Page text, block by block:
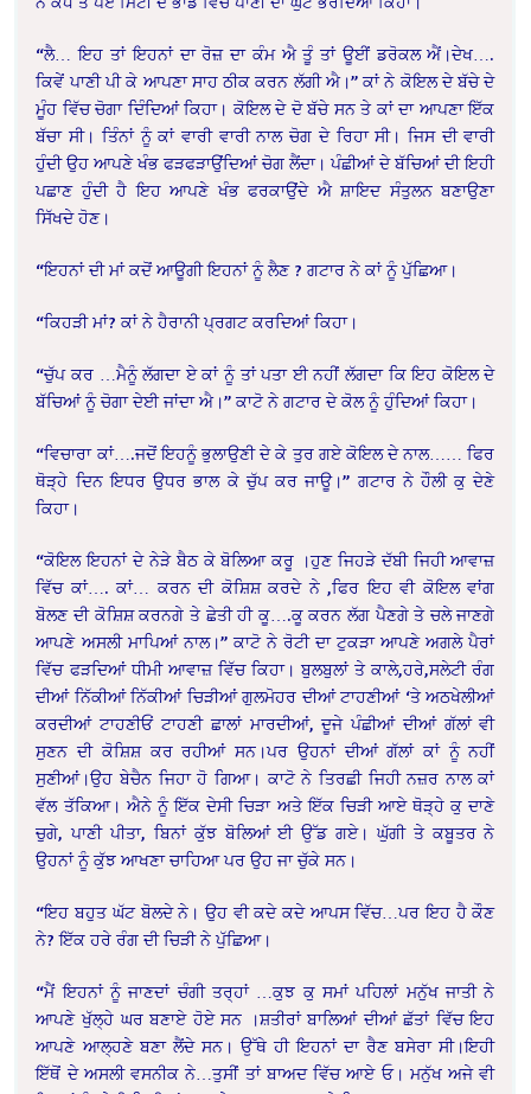
“ਲੈ… ਇਹ ਤਾਂ ਇਹਨਾਂ ਦਾ ਰੋਜ਼ ਦਾ ਕੰਮ ਐ ਤੂੰ ਤਾਂ ਊਈਂ ਡਰੋਕਲ ਐਂ।ਦੇਖ….
ਕਿਵੇਂ ਪਾਣੀ ਪੀ ਕੇ ਆਪਣਾ ਸਾਹ ਠੀਕ ਕਰਨ ਲੱਗੀ ਐ।” ਕਾਂ ਨੇ ਕੋਇਲ ਦੇ ਬੱਚੇ ਦੇ
ਮੂੰਹ ਵਿੱਚ ਚੋਗਾ ਦਿੰਦਿਆਂ ਕਿਹਾ। ਕੋਇਲ ਦੇ ਦੋ ਬੱਚੇ ਸਨ ਤੇ ਕਾਂ ਦਾ ਆਪਣਾ ਇੱਕ
ਬੱਚਾ ਸੀ। ਤਿੰਨਾਂ ਨੂੰ ਕਾਂ ਵਾਰੀ ਵਾਰੀ ਨਾਲ ਚੋਗ ਦੇ ਰਿਹਾ ਸੀ। ਜਿਸ ਦੀ ਵਾਰੀ
ਹੁੰਦੀ ਉਹ ਆਪਣੇ ਖੰਭ ਫੜਫੜਾਉਂਦਿਆਂ ਚੋਗ ਲੈਂਦਾ। ਪੰਛੀਆਂ ਦੇ ਬੱਚਿਆਂ ਦੀ ਇਹੀ
ਪਛਾਣ ਹੁੰਦੀ ਹੈ ਇਹ ਆਪਣੇ ਖੰਭ ਫਰਕਾਉਂਦੇ ਐ ਸ਼ਾਇਦ ਸੰਤੁਲਨ ਬਣਾਉਣਾ
ਸਿੱਖਦੇ ਹੋਣ।
“ਇਹਨਾਂ ਦੀ ਮਾਂ ਕਦੋਂ ਆਊਗੀ ਇਹਨਾਂ ਨੂੰ ਲੈਣ ? ਗਟਾਰ ਨੇ ਕਾਂ ਨੂੰ ਪੁੱਛਿਆ।
“ਕਿਹੜੀ ਮਾਂ? ਕਾਂ ਨੇ ਹੈਰਾਨੀ ਪ੍ਰਗਟ ਕਰਦਿਆਂ ਕਿਹਾ।
“ਚੁੱਪ ਕਰ …ਮੈਨੂੰ ਲੱਗਦਾ ਏ ਕਾਂ ਨੂੰ ਤਾਂ ਪਤਾ ਈ ਨਹੀਂ ਲੱਗਦਾ ਕਿ ਇਹ ਕੋਇਲ ਦੇ
ਬੱਚਿਆਂ ਨੂੰ ਚੋਗਾ ਦੇਈ ਜਾਂਦਾ ਐ।” ਕਾਟੋ ਨੇ ਗਟਾਰ ਦੇ ਕੋਲ ਨੂੰ ਹੁੰਦਿਆਂ ਕਿਹਾ।
“ਵਿਚਾਰਾ ਕਾਂ….ਜਦੋਂ ਇਹਨੂੰ ਭੁਲਾਉਣੀ ਦੇ ਕੇ ਤੁਰ ਗਏ ਕੋਇਲ ਦੇ ਨਾਲ…… ਫਿਰ
ਥੋੜ੍ਹੇ ਦਿਨ ਇਧਰ ਉਧਰ ਭਾਲ ਕੇ ਚੁੱਪ ਕਰ ਜਾਊ।” ਗਟਾਰ ਨੇ ਹੌਲੀ ਕੁ ਦੇਣੇ
ਕਿਹਾ।
“ਕੋਇਲ ਇਹਨਾਂ ਦੇ ਨੇੜੇ ਬੈਠ ਕੇ ਬੋਲਿਆ ਕਰੂ ।ਹੁਣ ਜਿਹੜੇ ਦੱਬੀ ਜਿਹੀ ਆਵਾਜ਼
ਵਿੱਚ ਕਾਂ…. ਕਾਂ… ਕਰਨ ਦੀ ਕੋਸ਼ਿਸ਼ ਕਰਦੇ ਨੇ ,ਫਿਰ ਇਹ ਵੀ ਕੋਇਲ ਵਾਂਗ
ਬੋਲਣ ਦੀ ਕੋਸ਼ਿਸ਼ ਕਰਨਗੇ ਤੇ ਛੇਤੀ ਹੀ ਕੂ….ਕੂ ਕਰਨ ਲੱਗ ਪੈਣਗੇ ਤੇ ਚਲੇ ਜਾਣਗੇ
ਆਪਣੇ ਅਸਲੀ ਮਾਪਿਆਂ ਨਾਲ।” ਕਾਟੋ ਨੇ ਰੋਟੀ ਦਾ ਟੁਕੜਾ ਆਪਣੇ ਅਗਲੇ ਪੈਰਾਂ
ਵਿੱਚ ਫੜਦਿਆਂ ਧੀਮੀ ਆਵਾਜ਼ ਵਿੱਚ ਕਿਹਾ। ਬੁਲਬੁਲਾਂ ਤੇ ਕਾਲੇ,ਹਰੇ,ਸਲੇਟੀ ਰੰਗ
ਦੀਆਂ ਨਿੱਕੀਆਂ ਨਿੱਕੀਆਂ ਚਿੜੀਆਂ ਗੁਲਮੋਹਰ ਦੀਆਂ ਟਾਹਣੀਆਂ ‘ਤੇ ਅਠਖੇਲੀਆਂ
ਕਰਦੀਆਂ ਟਾਹਣੀਓਂ ਟਾਹਣੀ ਛਾਲਾਂ ਮਾਰਦੀਆਂ, ਦੂਜੇ ਪੰਛੀਆਂ ਦੀਆਂ ਗੱਲਾਂ ਵੀ
ਸੁਣਨ ਦੀ ਕੋਸ਼ਿਸ਼ ਕਰ ਰਹੀਆਂ ਸਨ।ਪਰ ਉਹਨਾਂ ਦੀਆਂ ਗੱਲਾਂ ਕਾਂ ਨੂੰ ਨਹੀਂ
ਸੁਣੀਆਂ।ਉਹ ਬੇਚੈਨ ਜਿਹਾ ਹੋ ਗਿਆ। ਕਾਟੋ ਨੇ ਤਿਰਛੀ ਜਿਹੀ ਨਜ਼ਰ ਨਾਲ ਕਾਂ
ਵੱਲ ਤੱਕਿਆ। ਐਨੇ ਨੂੰ ਇੱਕ ਦੇਸੀ ਚਿੜਾ ਅਤੇ ਇੱਕ ਚਿੜੀ ਆਏ ਥੋੜ੍ਹੇ ਕੁ ਦਾਣੇ
ਚੁਗੇ, ਪਾਣੀ ਪੀਤਾ, ਬਿਨਾਂ ਕੁੱਝ ਬੋਲਿਆਂ ਈ ਉੱਡ ਗਏ। ਘੁੱਗੀ ਤੇ ਕਬੂਤਰ ਨੇ
ਉਹਨਾਂ ਨੂੰ ਕੁੱਝ ਆਖਣਾ ਚਾਹਿਆ ਪਰ ਉਹ ਜਾ ਚੁੱਕੇ ਸਨ।
“ਇਹ ਬਹੁਤ ਘੱਟ ਬੋਲਦੇ ਨੇ। ਉਹ ਵੀ ਕਦੇ ਕਦੇ ਆਪਸ ਵਿੱਚ…ਪਰ ਇਹ ਹੈ ਕੌਣ
ਨੇ? ਇੱਕ ਹਰੇ ਰੰਗ ਦੀ ਚਿੜੀ ਨੇ ਪੁੱਛਿਆ।
“ਮੈਂ ਇਹਨਾਂ ਨੂੰ ਜਾਣਦਾਂ ਚੰਗੀ ਤਰ੍ਹਾਂ …ਕੁਝ ਕੁ ਸਮਾਂ ਪਹਿਲਾਂ ਮਨੁੱਖ ਜਾਤੀ ਨੇ
ਆਪਣੇ ਖੁੱਲ੍ਹੇ ਘਰ ਬਣਾਏ ਹੋਏ ਸਨ ।ਸ਼ਤੀਰਾਂ ਬਾਲਿਆਂ ਦੀਆਂ ਛੱਤਾਂ ਵਿੱਚ ਇਹ
ਆਪਣੇ ਆਲ੍ਹਣੇ ਬਣਾ ਲੈਂਦੇ ਸਨ। ਉੱਥੇ ਹੀ ਇਹਨਾਂ ਦਾ ਰੈਣ ਬਸੇਰਾ ਸੀ।ਇਹੀ
ਇੱਥੋਂ ਦੇ ਅਸਲੀ ਵਸਨੀਕ ਨੇ…ਤੁਸੀਂ ਤਾਂ ਬਾਅਦ ਵਿੱਚ ਆਏ ਓ। ਮਨੁੱਖ ਅਜੇ ਵੀ